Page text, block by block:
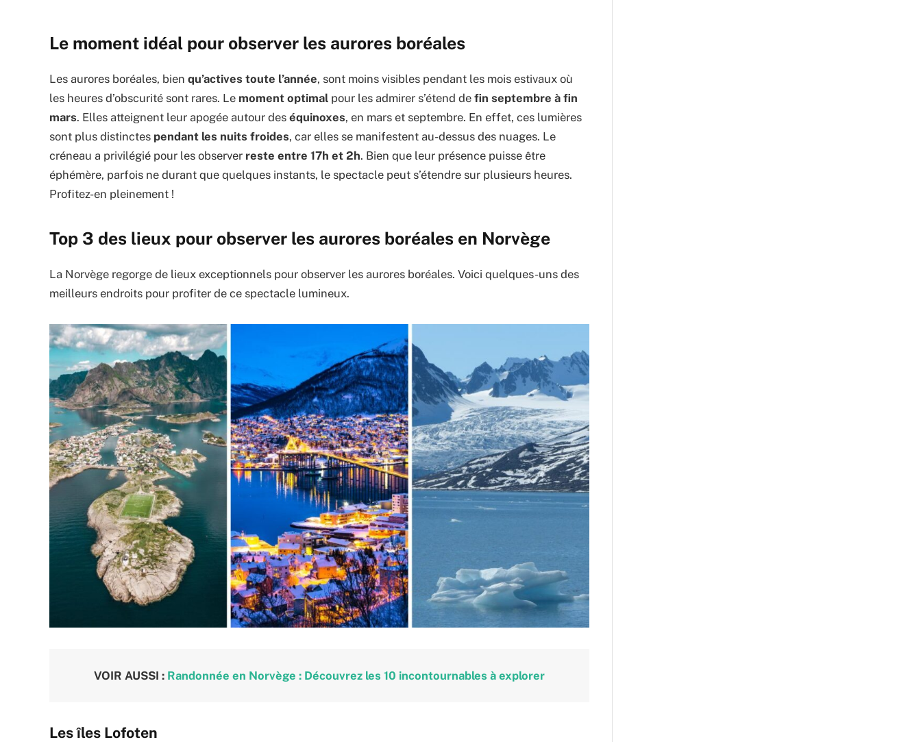
Le moment idéal pour observer les aurores boréales
Les aurores boréales, bien qu’actives toute l’année, sont moins visibles pendant les mois estivaux où
les heures d’obscurité sont rares. Le moment optimal pour les admirer s’étend de fin septembre à fin
mars. Elles atteignent leur apogée autour des équinoxes, en mars et septembre. En effet, ces lumières
sont plus distinctes pendant les nuits froides, car elles se manifestent au-dessus des nuages. Le
créneau a privilégié pour les observer reste entre 17h et 2h. Bien que leur présence puisse être
éphémère, parfois ne durant que quelques instants, le spectacle peut s’étendre sur plusieurs heures.
Profitez-en pleinement !
Top 3 des lieux pour observer les aurores boréales en Norvège
La Norvège regorge de lieux exceptionnels pour observer les aurores boréales. Voici quelques-uns des
meilleurs endroits pour profiter de ce spectacle lumineux.
VOIR AUSSI : Randonnée en Norvège : Découvrez les 10 incontournables à explorer
Les îles Lofoten